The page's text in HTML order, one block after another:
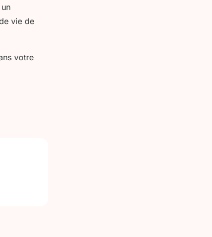
vie de
votre